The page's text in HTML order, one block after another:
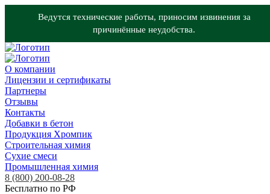
Ведутся технические работы, приносим извинения за
причинённые неудобства.
О компании
Лицензии и сертификаты
Партнеры
Отзывы
Контакты
Добавки в бетон
Продукция Хромпик
Строительная химия
Сухие смеси
Промышленная химия
8 (800) 200-08-28
Бесплатно по РФ